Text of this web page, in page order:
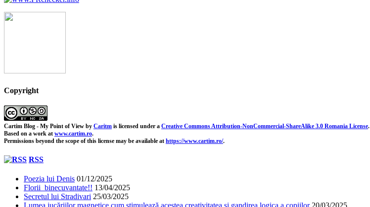
Copyright
Cartim Blog - My Point of View by Caritm is licensed under a Creative Commons Attribution-NonCommercial-ShareAlike 3.0 Romania License.
Based on a work at www.cartim.ro.
Permissions beyond the scope of this license may be available at https://www.cartim.ro/.
RSS
Poezia lui Denis 01/12/2025
Florii binecuvantate!! 13/04/2025
Secretul lui Stradivari 25/03/2025